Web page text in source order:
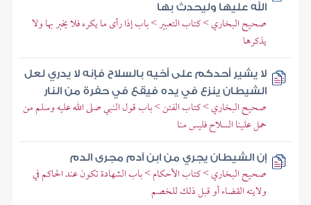
الله عليها وليحدث بها
صحيح البخاري > كتاب التعبير > باب إذا رأى ما يكره فلا يخبر بها ولا
يذكرها
لا يشير أحدكم على أخيه بالسلاح فإنه لا يدري لعل
الشيطان ينزع في يده فيقع في حفرة من النار
صحيح البخاري > كتاب الفتن > باب قول النبي صلى الله عليه وسلم من
حمل علينا السلاح فليس منا
إن الشيطان يجري من ابن آدم مجرى الدم
صحيح البخاري > كتاب الأحكام > باب الشهادة تكون عند الحاكم في
ولايته القضاء أو قبل ذلك للخصم